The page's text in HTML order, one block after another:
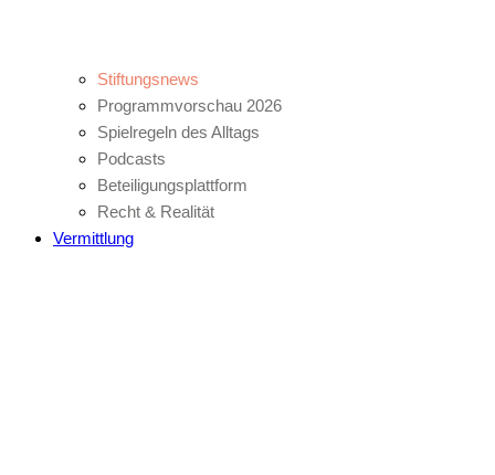
Stiftungsnews
Programmvorschau 2026
Spielregeln des Alltags
Podcasts
Beteiligungsplattform
Recht & Realität
Vermittlung